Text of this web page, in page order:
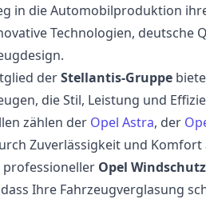
in die Automobilproduktion
Technologien, deutsche
derStellantis-Gruppe
die Stil, Leistung und
zählen der Opel Astra, der
Zuverlässigkeit und Komfort
professioneller Opel
Ihre Fahrzeugverglasung